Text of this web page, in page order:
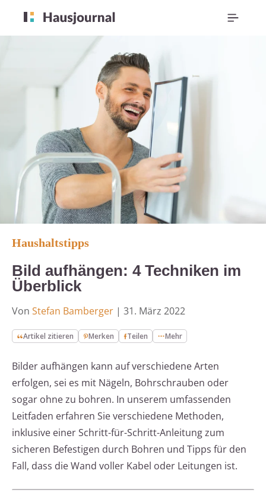
Haushaltstipps
Bild aufhängen: 4 Techniken im
Überblick
Von Stefan Bamberger | 31. März 2022
Artikel zitieren Merken Teilen Mehr
Bilder aufhängen kann auf verschiedene Arten
erfolgen, sei es mit Nägeln, Bohrschrauben oder
sogar ohne zu bohren. In unserem umfassenden
Leitfaden erfahren Sie verschiedene Methoden,
inklusive einer Schritt-für-Schritt-Anleitung zum
sicheren Befestigen durch Bohren und Tipps für den
Fall, dass die Wand voller Kabel oder Leitungen ist.